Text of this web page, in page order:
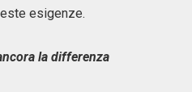
esigenze.
la differenza